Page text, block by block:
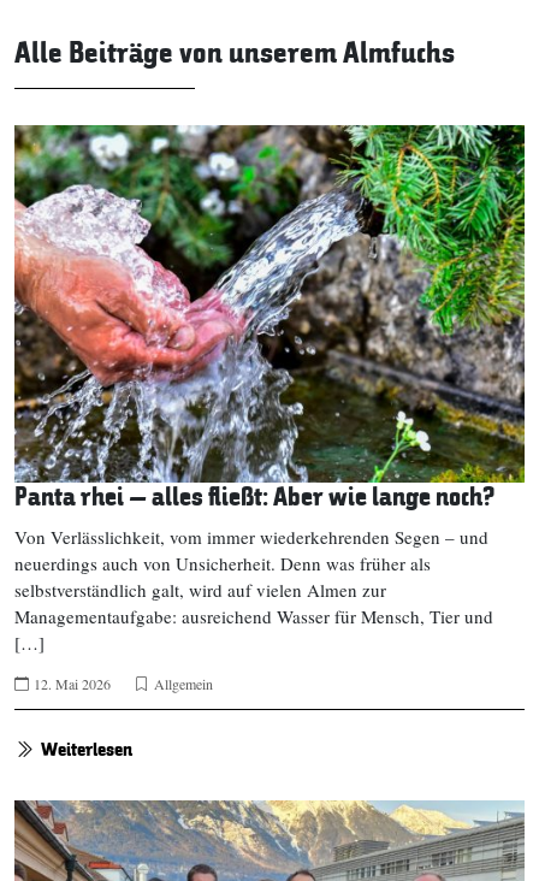
Alle Beiträge von unserem Almfuchs
Panta rhei – alles fließt: Aber wie lange noch?
Von Verlässlichkeit, vom immer wiederkehrenden Segen – und
neuerdings auch von Unsicherheit. Denn was früher als
selbstverständlich galt, wird auf vielen Almen zur
Managementaufgabe: ausreichend Wasser für Mensch, Tier und
[…]
12. Mai 2026 Allgemein
Weiterlesen